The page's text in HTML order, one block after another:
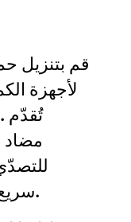
قم بتنزيل
لأجهزة
سريع، وبسيط، ومجاني بالكامل.